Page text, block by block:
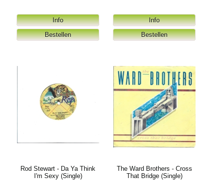
Rod Stewart - Da Ya Think
I'm Sexy (Single)
The Ward Brothers - Cross
That Bridge (Single)